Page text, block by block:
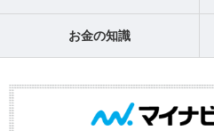
お金の知識